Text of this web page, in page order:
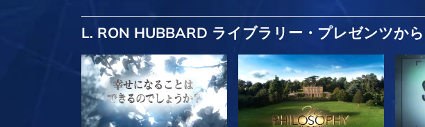
L. RON HUBBARD ライブラリー・プレゼンツから